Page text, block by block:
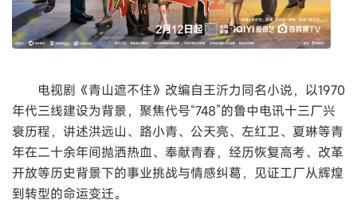
电视剧《青山遮不住》改编自王沂力同名小说，以1970
年代三线建设为背景，聚焦代号“748”的鲁中电讯十三厂兴
衰历程，讲述洪远山、路小青、公天亮、左红卫、夏琳等青
年在二十余年间抛洒热血、奉献青春，经历恢复高考、改革
开放等历史背景下的事业挑战与情感纠葛，见证工厂从辉煌
到转型的命运变迁。